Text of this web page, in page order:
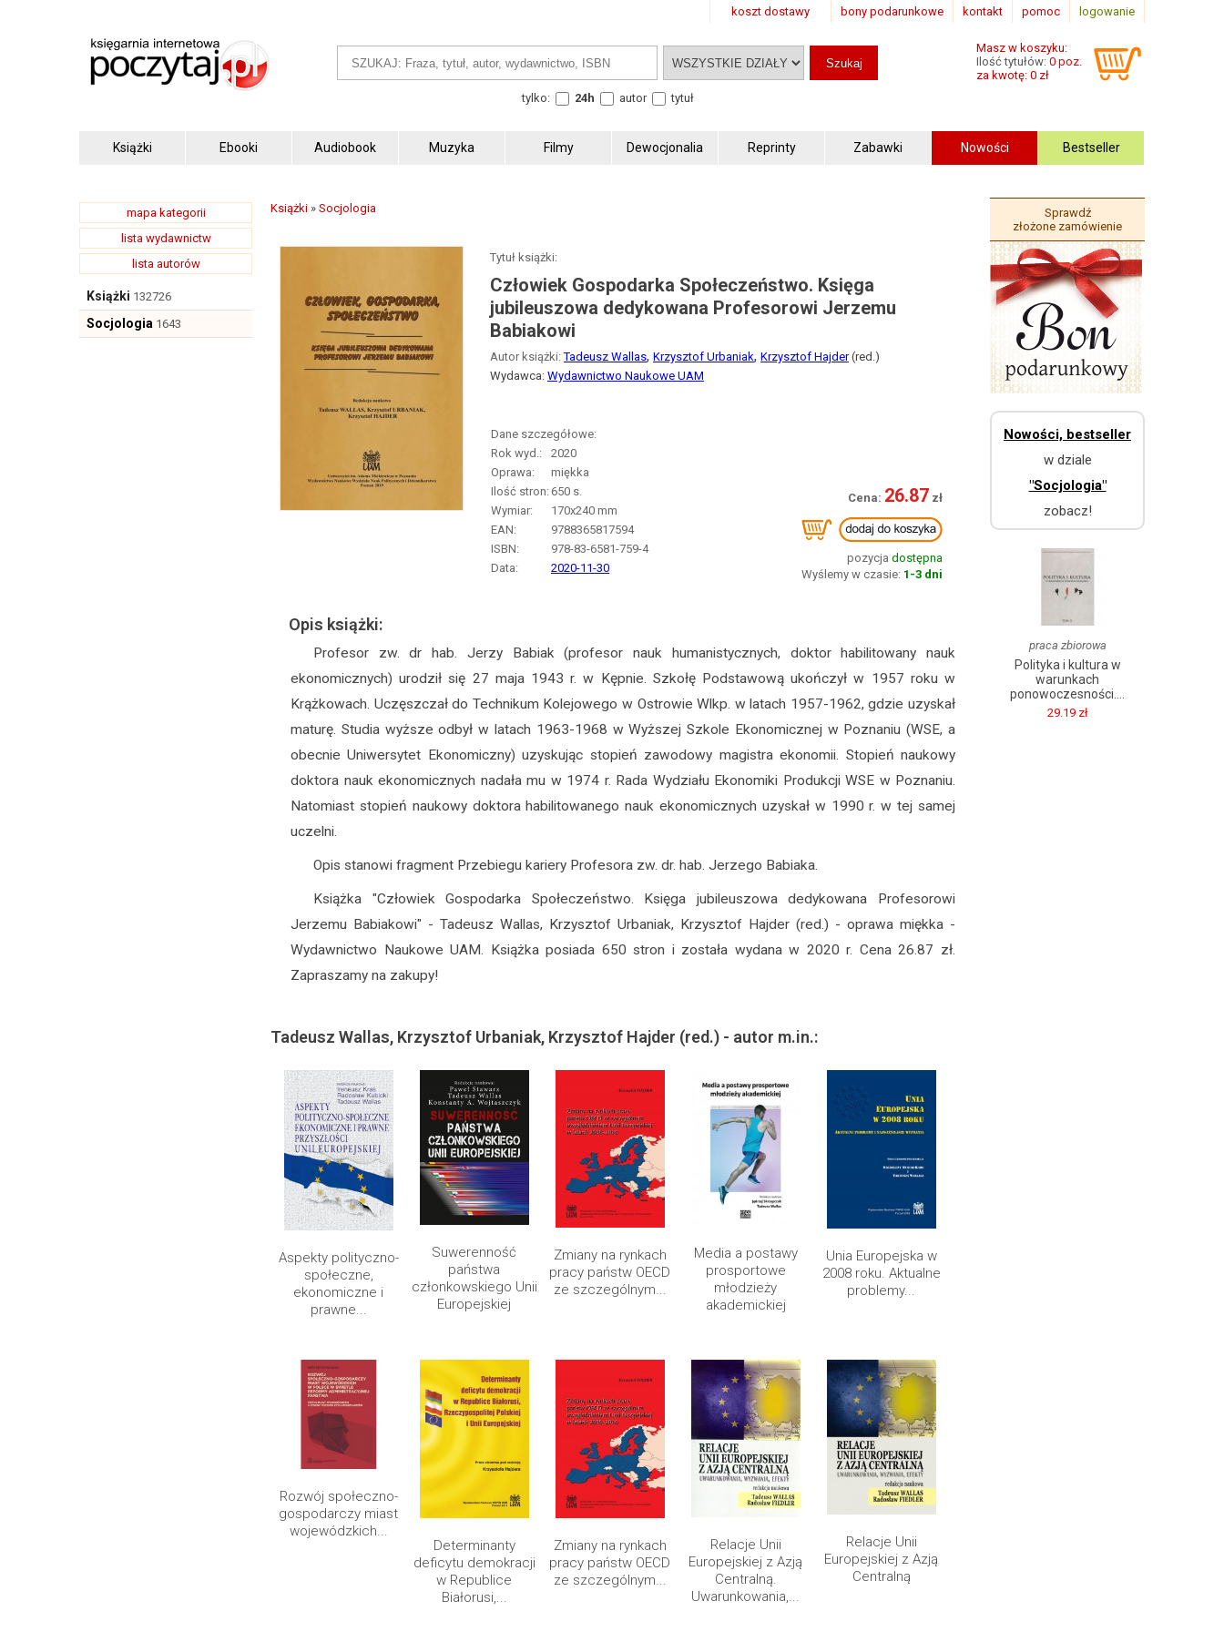
logowanie
pomoc
kontakt
bony podarunkowe
koszt dostawy
Masz w koszyku:
Ilość tytułów: 0 poz.
za kwotę: 0 zł
tylko:
24h autor tytuł
Książki Ebooki Audiobook Muzyka Filmy Dewocjonalia Reprinty Zabawki Nowości Bestseller
mapa kategorii
lista wydawnictw
lista autorów
Książki 132726
Socjologia 1643
Książki » Socjologia
Tytuł książki:
Człowiek Gospodarka Społeczeństwo. Księga
jubileuszowa dedykowana Profesorowi Jerzemu
Babiakowi
Autor książki:Tadeusz Wallas, Krzysztof Urbaniak, Krzysztof Hajder(red.)
Wydawca: Wydawnictwo Naukowe UAM
Dane szczegółowe:
Rok wyd.:
2020
Oprawa:
miękka
Ilość stron: 650 s.
Wymiar:
170x240 mm
EAN:
9788365817594
ISBN:
978-83-6581-759-4
Data:
2020-11-30
26.87
pozycja dostępna
Wyślemy w czasie: 1-3 dni
Opis książki:
Profesor zw. dr hab. Jerzy Babiak (profesor nauk humanistycznych, doktor habilitowany nauk
ekonomicznych) urodził się 27 maja 1943 r. w Kępnie. Szkołę Podstawową ukończył w 1957 roku w
Krążkowach. Uczęszczał do Technikum Kolejowego w Ostrowie Wlkp. w latach 1957-1962, gdzie uzyskał
maturę. Studia wyższe odbył w latach 1963-1968 w Wyższej Szkole Ekonomicznej w Poznaniu (WSE, a
obecnie Uniwersytet Ekonomiczny) uzyskując stopień zawodowy magistra ekonomii. Stopień naukowy
doktora nauk ekonomicznych nadała mu w 1974 r. Rada Wydziału Ekonomiki Produkcji WSE w Poznaniu.
Natomiast stopień naukowy doktora habilitowanego nauk ekonomicznych uzyskał w 1990 r. w tej samej
uczelni.
Opis stanowi fragment Przebiegu kariery Profesora zw. dr. hab. Jerzego Babiaka.
Książka "Człowiek Gospodarka Społeczeństwo. Księga jubileuszowa dedykowana Profesorowi
Jerzemu Babiakowi" - Tadeusz Wallas, Krzysztof Urbaniak, Krzysztof Hajder (red.) - oprawa miękka -
Wydawnictwo Naukowe UAM. Książka posiada 650 stron i została wydana w 2020 r. Cena 26.87 zł.
Zapraszamy na zakupy!
Tadeusz Wallas, Krzysztof Urbaniak, Krzysztof Hajder (red.) - autor m.in.:
Aspekty polityczno-
społeczne,
ekonomiczne i
prawne...
Suwerenność
państwa
członkowskiego Unii
Europejskiej
Zmiany na rynkach
pracy państw OECD
ze szczególnym...
Media a postawy
prosportowe
młodzieży
akademickiej
Unia Europejska w
2008 roku. Aktualne
problemy...
Rozwój społeczno-
gospodarczy miast
wojewódzkich...
Determinanty
deficytu demokracji
w Republice
Białorusi,...
Zmiany na rynkach
pracy państw OECD
ze szczególnym...
Relacje Unii
Europejskiej z Azją
Centralną.
Uwarunkowania,...
Relacje Unii
Europejskiej z Azją
Centralną
Sprawdź
złożone zamówienie
Nowości, bestseller
w dziale
"Socjologia"
zobacz!
praca zbiorowa
Polityka i kultura w
warunkach
ponowoczesności....
29.19 zł